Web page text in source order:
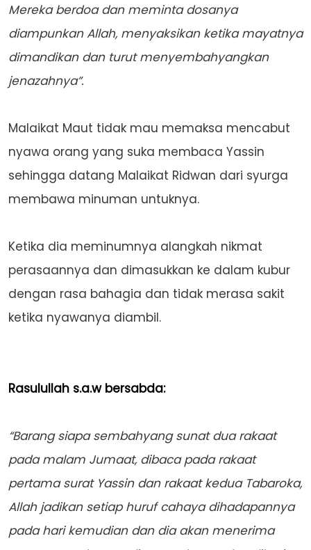
Mereka berdoa dan meminta dosanya
diampunkan Allah, menyaksikan ketika mayatnya
dimandikan dan turut menyembahyangkan
jenazahnya”.
Malaikat Maut tidak mau memaksa mencabut
nyawa orang yang suka membaca Yassin
sehingga datang Malaikat Ridwan dari syurga
membawa minuman untuknya.
Ketika dia meminumnya alangkah nikmat
perasaannya dan dimasukkan ke dalam kubur
dengan rasa bahagia dan tidak merasa sakit
ketika nyawanya diambil.
Rasulullah s.a.w bersabda:
“Barang siapa sembahyang sunat dua rakaat
pada malam Jumaat, dibaca pada rakaat
pertama surat Yassin dan rakaat kedua Tabaroka,
Allah jadikan setiap huruf cahaya dihadapannya
pada hari kemudian dan dia akan menerima